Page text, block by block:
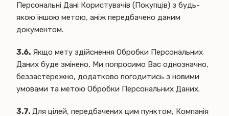
Персональні Дані Користувачів (Покупців) з будь-
якою іншою метою, аніж передбачено даним
документом.
3.6. Якщо мету здійснення Обробки Персональних
Даних буде змінено, Ми попросимо Вас однозначно,
беззастережно, додатково погодитись з новими
умовами та метою Обробки Персональних Даних.
3.7. Для цілей, передбачених цим пунктом, Компанія